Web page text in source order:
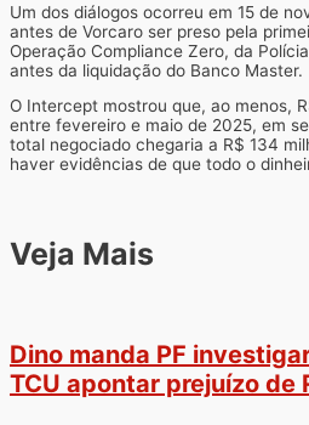
Um dos diálogos ocorreu em 15 de
antes de Vorcaro ser preso pela
Operação Compliance Zero, da
antes da liquidação do Banco Master.
O Intercept mostrou que, ao menos,
entre fevereiro e maio de 2025, em
total negociado chegaria a R$ 134
haver evidências de que todo o
Veja Mais
Dino manda PF
TCU apontar prejuízo de